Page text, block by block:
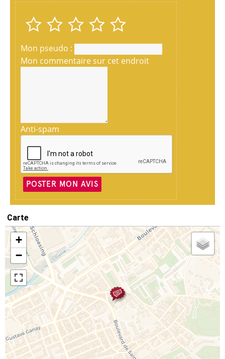
Mon pseudo :
Mon commentaire sur cet endroit
Anti-spam
POSTER MON AVIS
Carte
+
−